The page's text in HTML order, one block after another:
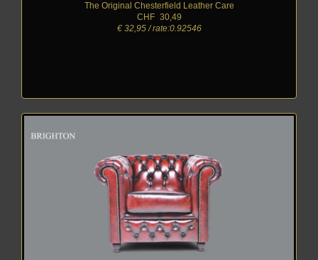
The Original Chesterfield Leather Care
CHF_ 30,49
€ 32,95 / rate:0.92546